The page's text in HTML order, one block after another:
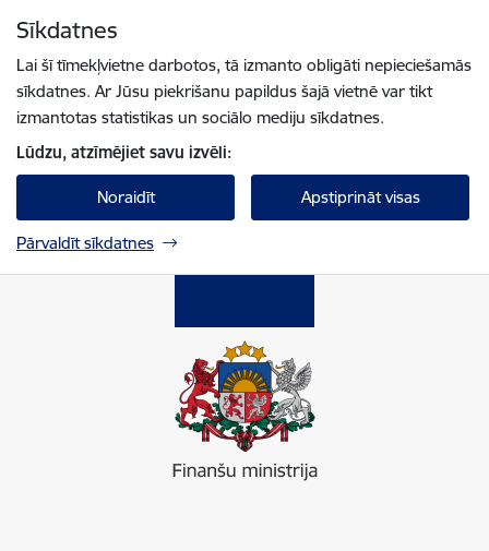
Sīkdatnes
Lai šī tīmekļvietne darbotos, tā izmanto obligāti nepieciešamās
sīkdatnes. Ar Jūsu piekrišanu papildus šajā vietnē var tikt
izmantotas statistikas un sociālo mediju sīkdatnes.
Lūdzu, atzīmējiet savu izvēli:
Noraidīt Apstiprināt visas
Pārvaldīt sīkdatnes